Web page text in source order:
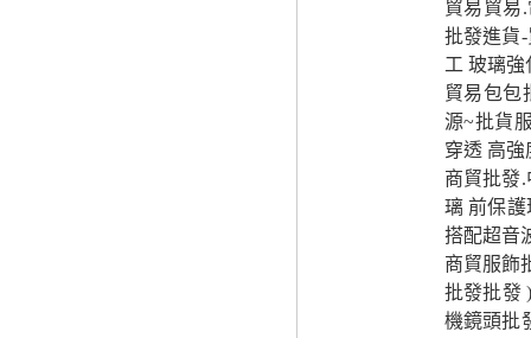
貿易貿易
批發進貨
工 玻璃強
貿易包包
源~批貨
穿透 高強
商貿批發
璃 前保護
搭配超音
商貿服飾
批發批發
機鏡頭批